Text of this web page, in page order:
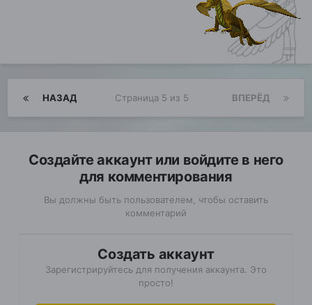
НАЗАД ВПЕРЁД
Страница 5 из 5
Создайте аккаунт или войдите в него
для комментирования
Вы должны быть пользователем, чтобы оставить
комментарий
Создать аккаунт
Зарегистрируйтесь для получения аккаунта. Это
просто!